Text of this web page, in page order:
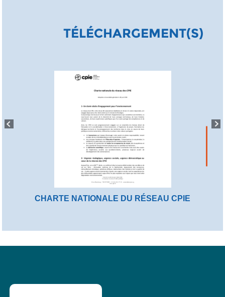
TÉLÉCHARGEMENT(S)
CHARTE NATIONALE DU RÉSEAU CPIE